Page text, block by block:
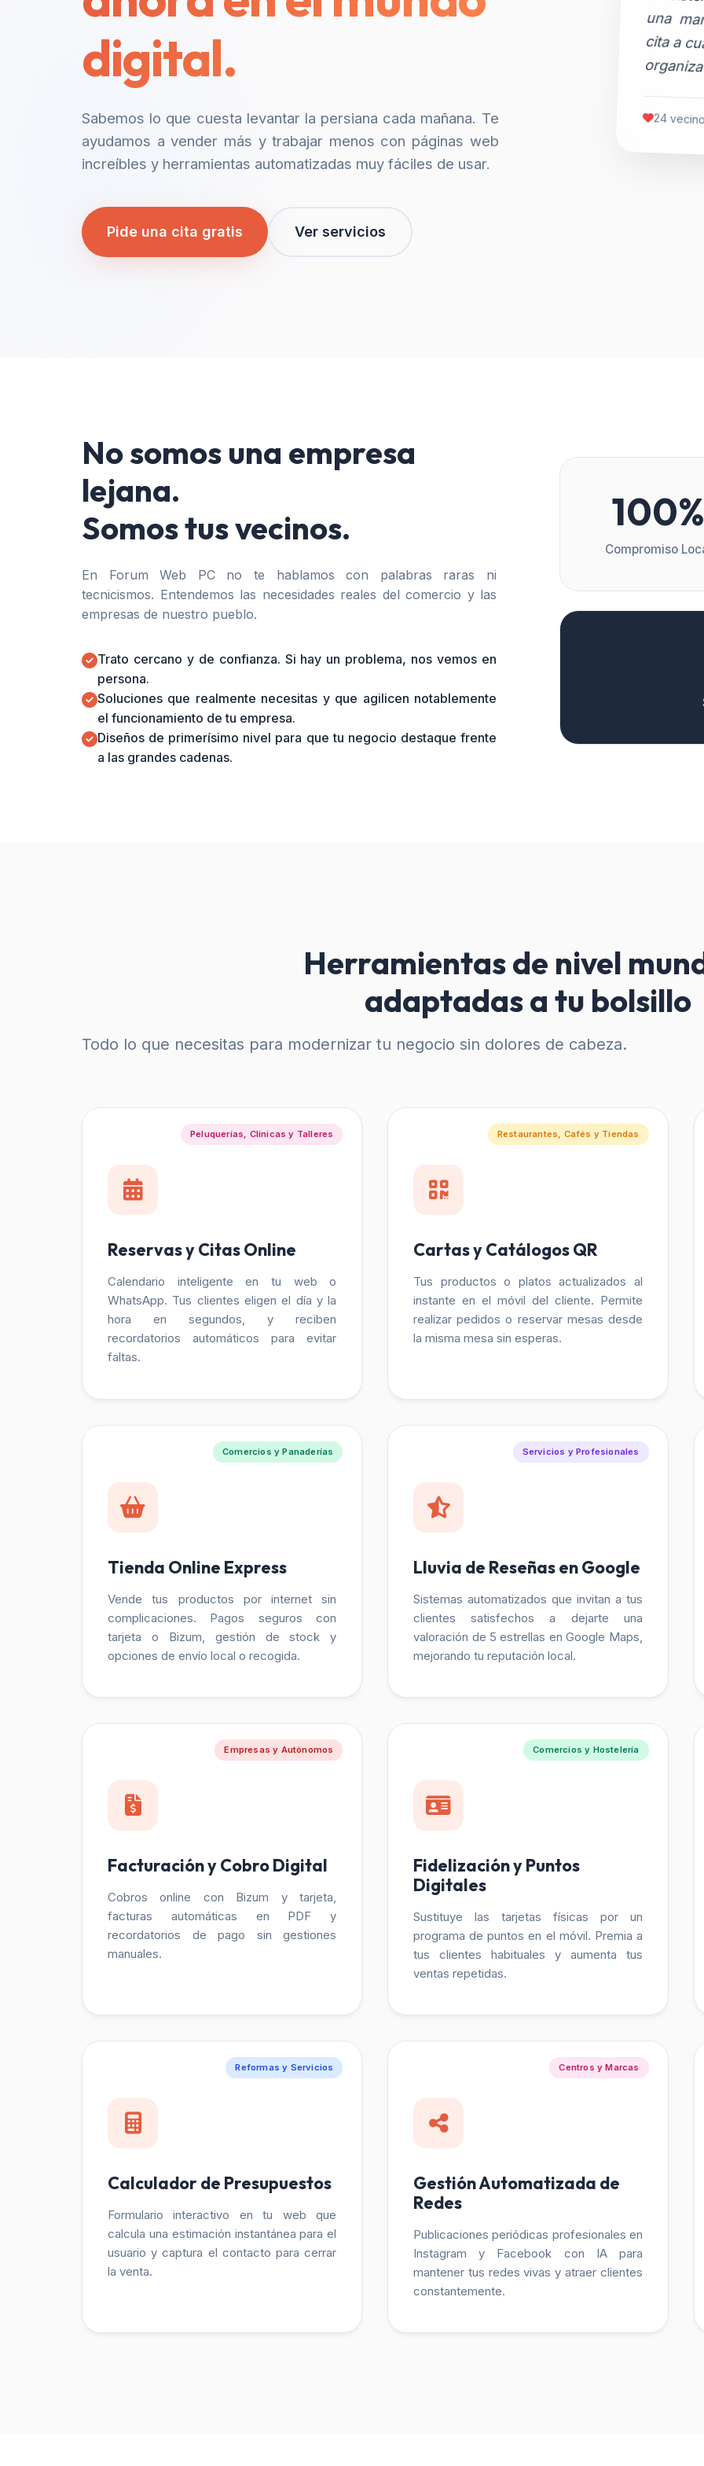
digital.
Sabemos lo que cuesta levantar la persiana cada mañana. Te
ayudamos a vender más y trabajar menos con páginas web
increíbles y herramientas automatizadas muy fáciles de usar.
Pide una cita gratis Ver servicios
24
No somos una empresa
lejana.
Somos tus vecinos.
En Forum Web PC no te hablamos con palabras raras ni
tecnicismos. Entendemos las necesidades reales del comercio y las
empresas de nuestro pueblo.
Trato cercano y de confianza. Si hay un problema, nos vemos en
persona.
Soluciones que realmente necesitas y que agilicen notablemente
el funcionamiento de tu empresa.
Diseños de primerísimo nivel para que tu negocio destaque frente
a las grandes cadenas.
100%
Compromiso
Herramientas de nivel
adaptadas a tu bolsillo
Todo lo que necesitas para modernizar tu negocio sin dolores de cabeza.
Peluquerías, Clínicas y Talleres
Reservas y Citas Online
Calendario inteligente en tu web o
WhatsApp. Tus clientes eligen el día y la
hora en segundos, y reciben
recordatorios automáticos para evitar
faltas.
Restaurantes, Cafés y Tiendas
Cartas y Catálogos QR
Tus productos o platos actualizados al
instante en el móvil del cliente. Permite
realizar pedidos o reservar mesas desde
la misma mesa sin esperas.
Comercios y Panaderías
Tienda Online Express
Vende tus productos por internet sin
complicaciones. Pagos seguros con
tarjeta o Bizum, gestión de stock y
opciones de envío local o recogida.
Servicios y Profesionales
Lluvia de Reseñas en Google
Sistemas automatizados que invitan a tus
clientes satisfechos a dejarte una
valoración de 5 estrellas en Google Maps,
mejorando tu reputación local.
Empresas y Autónomos
Facturación y Cobro Digital
Cobros online con Bizum y tarjeta,
facturas automáticas en PDF y
recordatorios de pago sin gestiones
manuales.
Comercios y Hostelería
Fidelización y Puntos
Digitales
Sustituye las tarjetas físicas por un
programa de puntos en el móvil. Premia a
tus clientes habituales y aumenta tus
ventas repetidas.
Reformas y Servicios
Calculador de Presupuestos
Formulario interactivo en tu web que
calcula una estimación instantánea para el
usuario y captura el contacto para cerrar
la venta.
Centros y Marcas
Gestión Automatizada de
Redes
Publicaciones periódicas profesionales en
Instagram y Facebook con IA para
mantener tus redes vivas y atraer clientes
constantemente.